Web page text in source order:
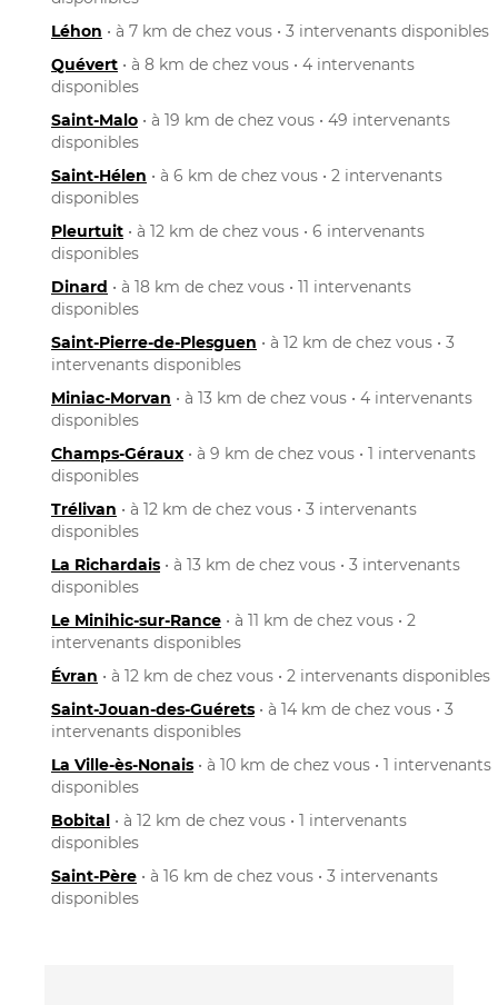
Léhon • à 7 km de chez vous • 3 intervenants disponibles
Quévert • à 8 km de chez vous • 4 intervenants
disponibles
Saint-Malo • à 19 km de chez vous • 49 intervenants
disponibles
Saint-Hélen • à 6 km de chez vous • 2 intervenants
disponibles
Pleurtuit • à 12 km de chez vous • 6 intervenants
disponibles
Dinard • à 18 km de chez vous • 11 intervenants
disponibles
Saint-Pierre-de-Plesguen • à 12 km de chez vous • 3
intervenants disponibles
Miniac-Morvan • à 13 km de chez vous • 4 intervenants
disponibles
Champs-Géraux • à 9 km de chez vous • 1 intervenants
disponibles
Trélivan • à 12 km de chez vous • 3 intervenants
disponibles
La Richardais • à 13 km de chez vous • 3 intervenants
disponibles
Le Minihic-sur-Rance • à 11 km de chez vous • 2
intervenants disponibles
Évran • à 12 km de chez vous • 2 intervenants disponibles
Saint-Jouan-des-Guérets • à 14 km de chez vous • 3
intervenants disponibles
La Ville-ès-Nonais • à 10 km de chez vous • 1 intervenants
disponibles
Bobital • à 12 km de chez vous • 1 intervenants
disponibles
Saint-Père • à 16 km de chez vous • 3 intervenants
disponibles